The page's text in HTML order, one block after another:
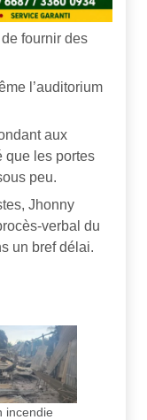
fournir des
l’auditorium
aux
que les portes
peu.
Jhonny
verbal du
un bref délai.
incendie